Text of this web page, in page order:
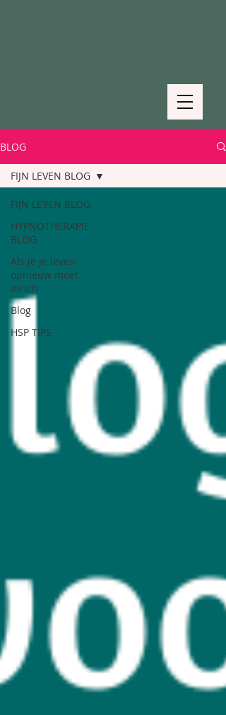
BLOG
FIJN LEVEN BLOG
HYPNOTHERAPIE
BLOG
Als je je leven
opnieuw moet
inrich
Blog
HSP TIPS
FIJN LEVEN BLOG